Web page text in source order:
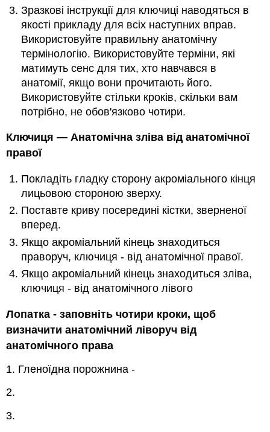
Зразкові інструкції для ключиці наводяться в
якості прикладу для всіх наступних вправ.
Використовуйте правильну анатомічну
термінологію. Використовуйте терміни, які
матимуть сенс для тих, хто навчався в
анатомії, якщо вони прочитають його.
Використовуйте стільки кроків, скільки вам
потрібно, не обов'язково чотири.
Ключиця — Анатомічна зліва від анатомічної
правої
Покладіть гладку сторону акроміального кінця
лицьовою стороною зверху.
Поставте криву посередині кістки, зверненої
вперед.
Якщо акроміальний кінець знаходиться
праворуч, ключиця - від анатомічної правої.
Якщо акроміальний кінець знаходиться зліва,
ключиця - від анатомічного лівого
Лопатка - заповніть чотири кроки, щоб
визначити анатомічний ліворуч від
анатомічного права
1. Гленоїдна порожнина -
2.
3.